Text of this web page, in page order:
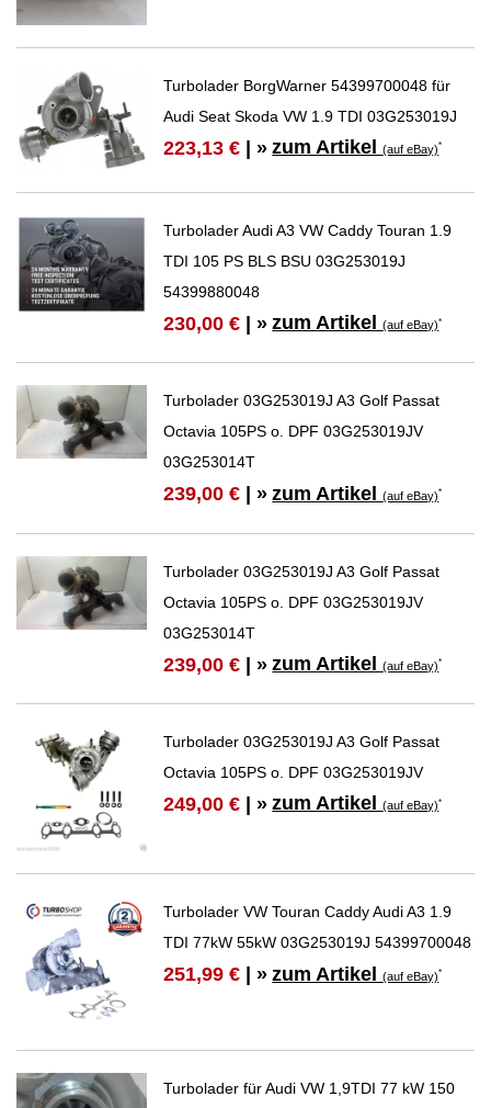
Turbolader BorgWarner 54399700048 für
Audi Seat Skoda VW 1.9 TDI 03G253019J
223,13 € | » zum Artikel(auf eBay)*
Turbolader Audi A3 VW Caddy Touran 1.9
TDI 105 PS BLS BSU 03G253019J
54399880048
230,00 € | » zum Artikel(auf eBay)*
Turbolader 03G253019J A3 Golf Passat
Octavia 105PS o. DPF 03G253019JV
03G253014T
239,00 € | » zum Artikel(auf eBay)*
Turbolader 03G253019J A3 Golf Passat
Octavia 105PS o. DPF 03G253019JV
03G253014T
239,00 € | » zum Artikel(auf eBay)*
Turbolader 03G253019J A3 Golf Passat
Octavia 105PS o. DPF 03G253019JV
249,00 € | » zum Artikel(auf eBay)*
Turbolader VW Touran Caddy Audi A3 1.9
TDI 77kW 55kW 03G253019J 54399700048
251,99 € | » zum Artikel(auf eBay)*
Turbolader für Audi VW 1,9TDI 77 kW 150